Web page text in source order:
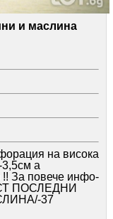
и маслина
на висока
а
!! За повече инфо-
ПОСЛЕДНИ
37